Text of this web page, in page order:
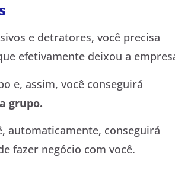
e detratores, você precisa
efetivamente deixou a
e, assim, você conseguirá
grupo.
automaticamente, conseguirá
fazer negócio com você.